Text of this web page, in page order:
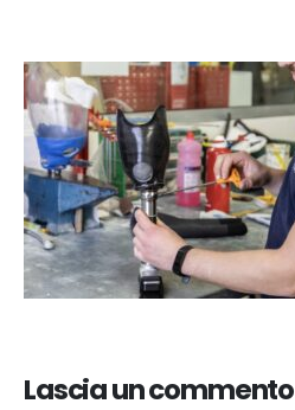
Lascia un commento